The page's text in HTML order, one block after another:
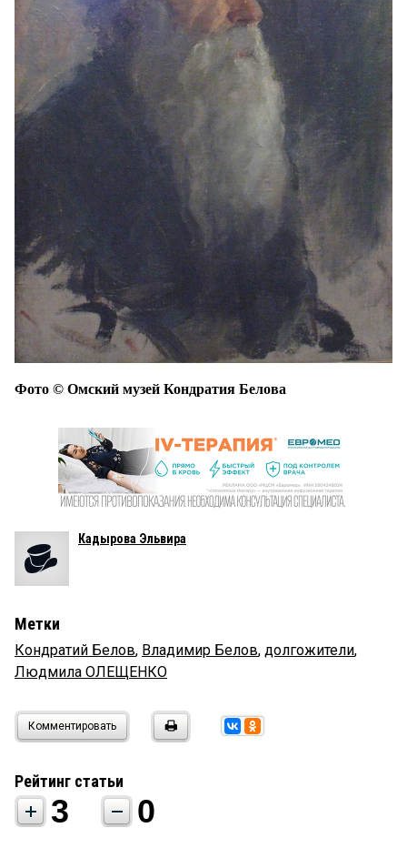
Фото © Омский музей Кондратия Белова
Кадырова Эльвира
Метки
Кондратий Белов, Владимир Белов, долгожители,
Людмила ОЛЕЩЕНКО
Комментировать
Рейтинг статьи
3 0